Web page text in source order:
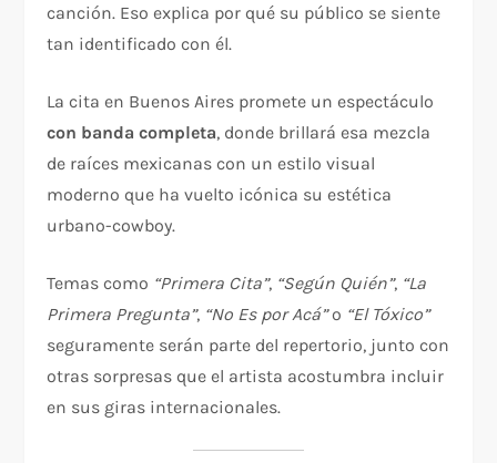
canción. Eso explica por qué su público se siente
tan identificado con él.
La cita en Buenos Aires promete un espectáculo
con banda completa, donde brillará esa mezcla
de raíces mexicanas con un estilo visual
moderno que ha vuelto icónica su estética
urbano-cowboy.
Temas como “Primera Cita”, “Según Quién”, “La
Primera Pregunta”, “No Es por Acá”o “El Tóxico”
seguramente serán parte del repertorio, junto con
otras sorpresas que el artista acostumbra incluir
en sus giras internacionales.